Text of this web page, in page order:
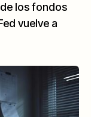
los fondos
vuelve a